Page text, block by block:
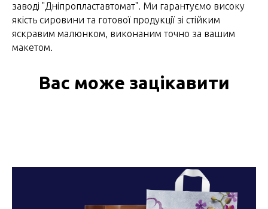
заводі "Дніпропластавтомат". Ми гарантуємо високу
якість сировини та готової продукції зі стійким
яскравим малюнком, виконаним точно за вашим
макетом.
Вас може зацікавити